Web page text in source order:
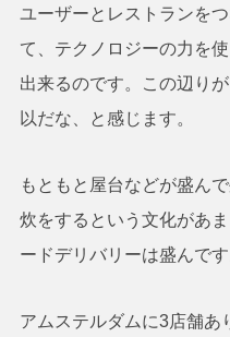
ユーザーとレストランを
て、テクノロジーの力を
出来るのです。この辺り
以だな、と感じます。
もともと屋台などが盛ん
炊をするという文化があ
ードデリバリーは盛んです
アムステルダムに3店舗あ